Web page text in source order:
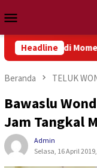
ke
kontenMobile
Headline
Jadi Momentum
Beranda TELUK
Bawaslu
Jam Tangkal
Admin
Selasa, 16 April